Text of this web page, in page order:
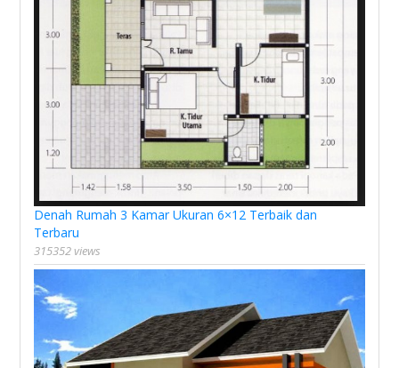
Denah Rumah 3 Kamar Ukuran 6×12 Terbaik dan
Terbaru
315352 views